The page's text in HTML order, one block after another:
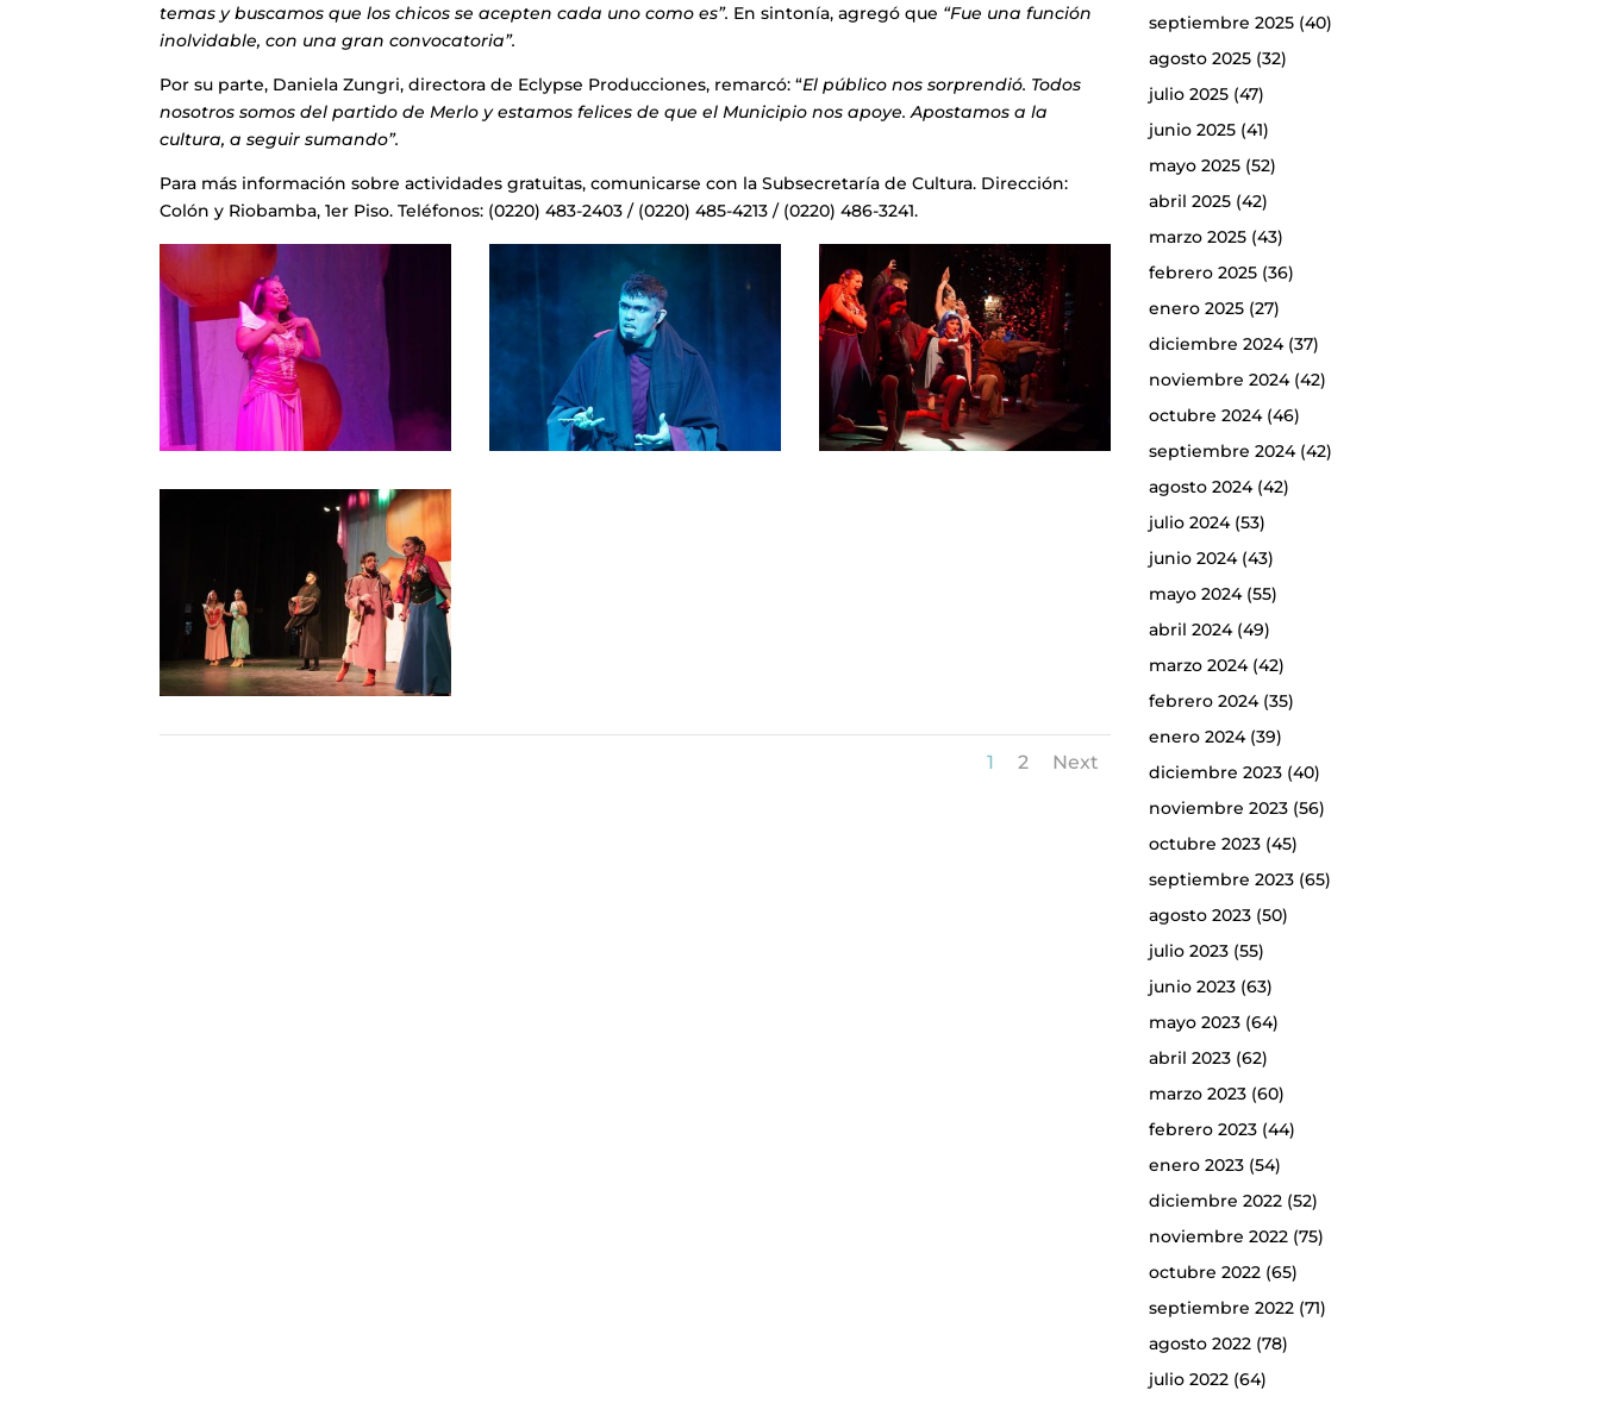
temas y buscamos que los chicos se acepten cada uno como es”. En sintonía, agregó que “Fue una función
inolvidable, con una gran convocatoria”.
Por su parte, Daniela Zungri, directora de Eclypse Producciones, remarcó: “El público nos sorprendió. Todos
nosotros somos del partido de Merlo y estamos felices de que el Municipio nos apoye. Apostamos a la
cultura, a seguir sumando”.
Para más información sobre actividades gratuitas, comunicarse con la Subsecretaría de Cultura. Dirección:
Colón y Riobamba, 1er Piso. Teléfonos: (0220) 483-2403 / (0220) 485-4213 / (0220) 486-3241.
1 2 Next
septiembre 2025(40)
agosto 2025(32)
julio 2025(47)
junio 2025(41)
mayo 2025(52)
abril 2025(42)
marzo 2025(43)
febrero 2025(36)
enero 2025(27)
diciembre 2024(37)
noviembre 2024(42)
octubre 2024(46)
septiembre 2024(42)
agosto 2024(42)
julio 2024(53)
junio 2024(43)
mayo 2024(55)
abril 2024(49)
marzo 2024(42)
febrero 2024(35)
enero 2024(39)
diciembre 2023(40)
noviembre 2023(56)
octubre 2023(45)
septiembre 2023(65)
agosto 2023(50)
julio 2023(55)
junio 2023(63)
mayo 2023(64)
abril 2023(62)
marzo 2023(60)
febrero 2023(44)
enero 2023(54)
diciembre 2022(52)
noviembre 2022(75)
octubre 2022(65)
septiembre 2022(71)
agosto 2022(78)
julio 2022(64)